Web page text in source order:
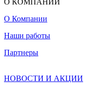
О Компании
Наши работы
Партнеры
НОВОСТИ И АКЦИИ